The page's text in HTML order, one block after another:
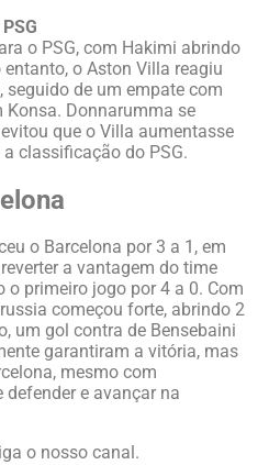
o PSG, com Hakimi abrindo
o Aston Villa reagiu
de um empate com
Konsa. Donnarumma se
que o Villa aumentasse
classificação do PSG.
o Barcelona por 3 a 1, em
a vantagem do time
o primeiro jogo por 4 a 0. Com
começou forte, abrindo 2
um gol contra de Bensebaini
garantiram a vitória, mas
mesmo com
e avançar na
o nosso canal.